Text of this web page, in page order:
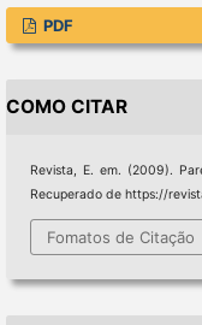
PDF
COMO CITAR
Revista, E. em. (2009).
Recuperado de https://
Fomatos de Citação